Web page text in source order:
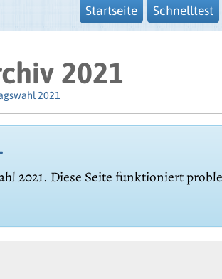
Startseite Schnelltest
2021
2021
2021. Diese Seite funktioniert